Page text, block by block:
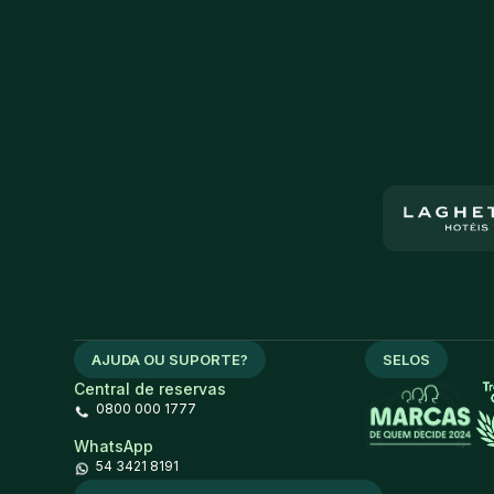
AJUDA OU SUPORTE?
Central de reservas
0800 000 1777
WhatsApp
54 3421 8191
SELOS